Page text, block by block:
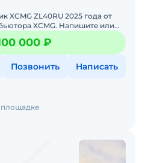
XCMG ZL40RU 2025 годa от
Haпишитe или
«Спеццентра»
c
000 ₽
Позвонить Написать
площадке